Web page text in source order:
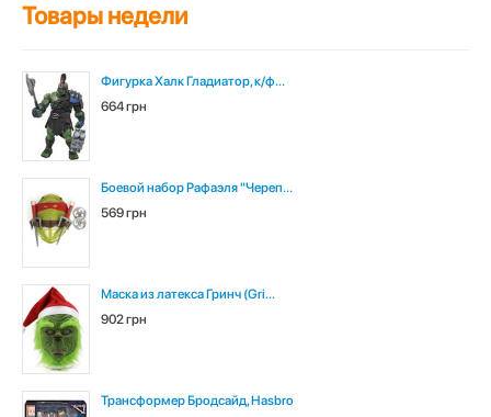
Товары недели
Фигурка Халк Гладиатор, к/ф...
664 грн
Боевой набор Рафаэля "Череп...
569 грн
Маска из латекса Гринч (Gri...
902 грн
Трансформер Бродсайд, Hasbro